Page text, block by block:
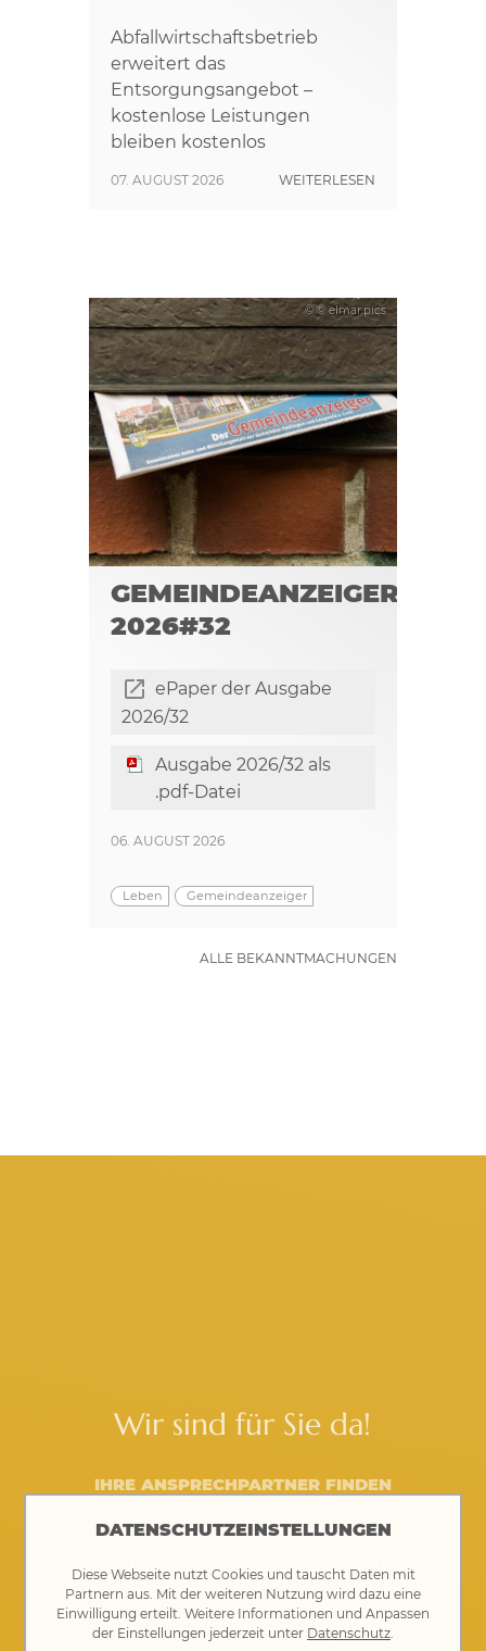
Abfallwirtschaftsbetrieb
erweitert das
Entsorgungsangebot –
kostenlose Leistungen
bleiben kostenlos
07. AUGUST 2026 WEITERLESEN
© © elmar.pics
GEMEINDEANZEIGER
2026#32
ePaper der Ausgabe
2026/32
Ausgabe 2026/32 als
.pdf-Datei
06. AUGUST 2026
Leben Gemeindeanzeiger
ALLE BEKANNTMACHUNGEN
Wir sind für Sie da!
IHRE ANSPRECHPARTNER FINDEN
Rathaus Gablingen
08230 8901-0
rathaus@gablingen.de
DATENSCHUTZEINSTELLUNGEN
Diese Webseite nutzt Cookies und tauscht Daten mit
Partnern aus. Mit der weiteren Nutzung wird dazu eine
Einwilligung erteilt. Weitere Informationen und Anpassen
der Einstellungen jederzeit unter Datenschutz.